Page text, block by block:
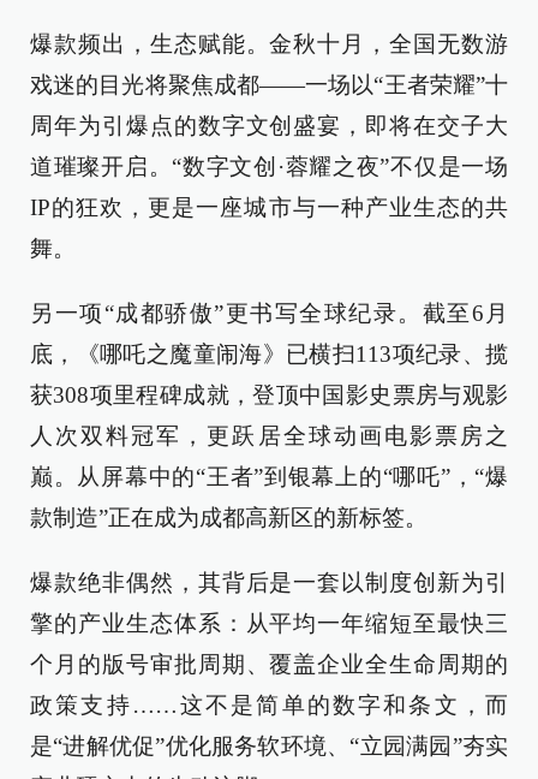
爆款频出，生态赋能。金秋十月，全国无数游
戏迷的目光将聚焦成都——一场以“王者荣耀”十
周年为引爆点的数字文创盛宴，即将在交子大
道璀璨开启。“数字文创·蓉耀之夜”不仅是一场
IP的狂欢，更是一座城市与一种产业生态的共
舞。
另一项“成都骄傲”更书写全球纪录。截至6月
底，《哪吒之魔童闹海》已横扫113项纪录、揽
获308项里程碑成就，登顶中国影史票房与观影
人次双料冠军，更跃居全球动画电影票房之
巅。从屏幕中的“王者”到银幕上的“哪吒”，“爆
款制造”正在成为成都高新区的新标签。
爆款绝非偶然，其背后是一套以制度创新为引
擎的产业生态体系：从平均一年缩短至最快三
个月的版号审批周期、覆盖企业全生命周期的
政策支持……这不是简单的数字和条文，而
是“进解优促”优化服务软环境、“立园满园”夯实